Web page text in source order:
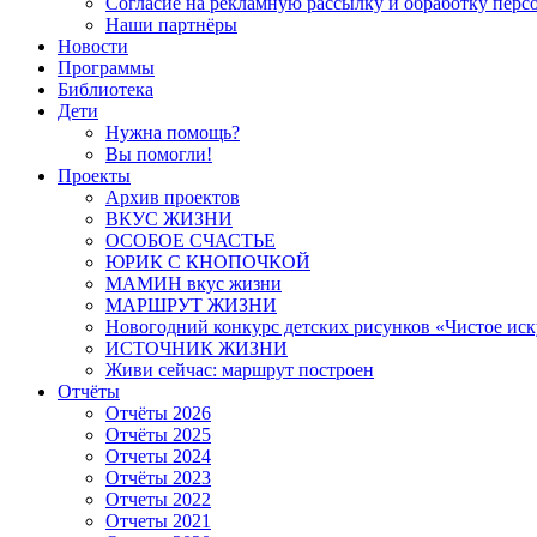
Наши партнёры
Новости
Программы
Библиотека
Дети
Нужна помощь?
Вы помогли!
Проекты
Архив проектов
ВКУС ЖИЗНИ
ОСОБОЕ СЧАСТЬЕ
ЮРИК С КНОПОЧКОЙ
МАМИН вкус жизни
МАРШРУТ ЖИЗНИ
Новогодний конкурс детских рисунков «Чистое
ИСТОЧНИК ЖИЗНИ
Живи сейчас: маршрут построен
Отчёты
Отчёты 2026
Отчёты 2025
Отчеты 2024
Отчёты 2023
Отчеты 2022
Отчеты 2021